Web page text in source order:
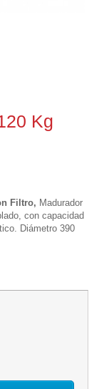
Kg
Filtro, Madurador
con capacidad
Diámetro 390